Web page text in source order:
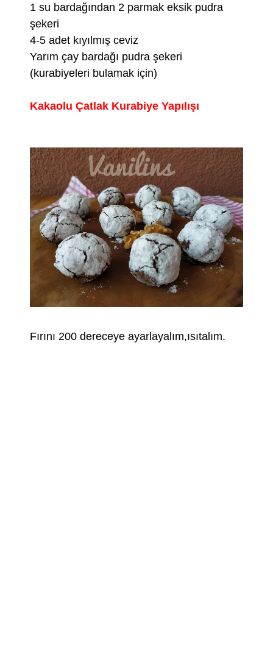
1 su bardağından 2 parmak eksik pudra
şekeri
4-5 adet kıyılmış ceviz
Yarım çay bardağı pudra şekeri
(kurabiyeleri bulamak için)
Kakaolu Çatlak Kurabiye Yapılışı
Fırını 200 dereceye ayarlayalım,ısıtalım.